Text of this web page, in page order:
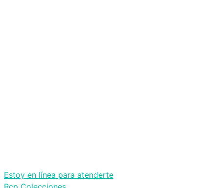
Estoy en línea para atenderte